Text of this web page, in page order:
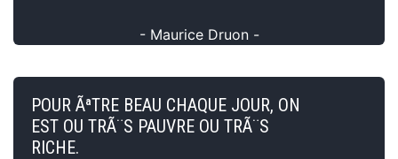
- Maurice Druon -
POUR ÃªTRE BEAU CHAQUE JOUR, ON
EST OU TRÃ¨S PAUVRE OU TRÃ¨S
RICHE.